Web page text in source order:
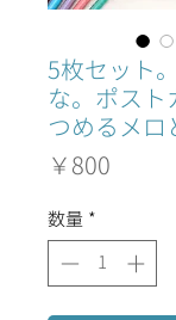
5枚セット
な。ポスト
つめるメロ
￥800
数量 *